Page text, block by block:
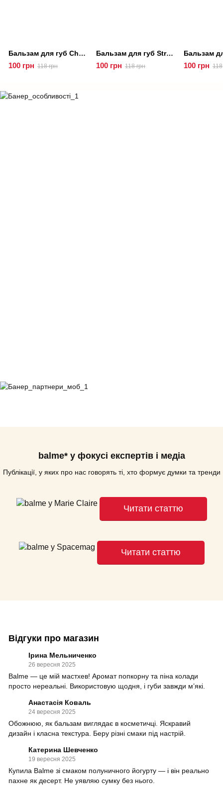
Бальзам для губ Cherry Ice Cream Balme
100 грн 118 грн
Бальзам для губ Strawberry Yogurt Balme
100 грн 118 грн 100 грн
balme* у фокусі експертів і медіа
Публікації, у яких про нас говорять ті, хто формує думки та тренди
Читати статтю
Читати статтю
Відгуки про магазин
Ірина Мельниченко
26 вересня 2025
Balme — це мій мастхев! Аромат попкорну та піна колади
просто нереальні. Використовую щодня, і губи завжди м’які.
Анастасія Коваль
24 вересня 2025
Обожнюю, як бальзам виглядає в косметичці. Яскравий
дизайн і класна текстура. Беру різні смаки під настрій.
Катерина Шевченко
19 вересня 2025
Купила Balme зі смаком полуничного йогурту — і він реально
пахне як десерт. Не уявляю сумку без нього.